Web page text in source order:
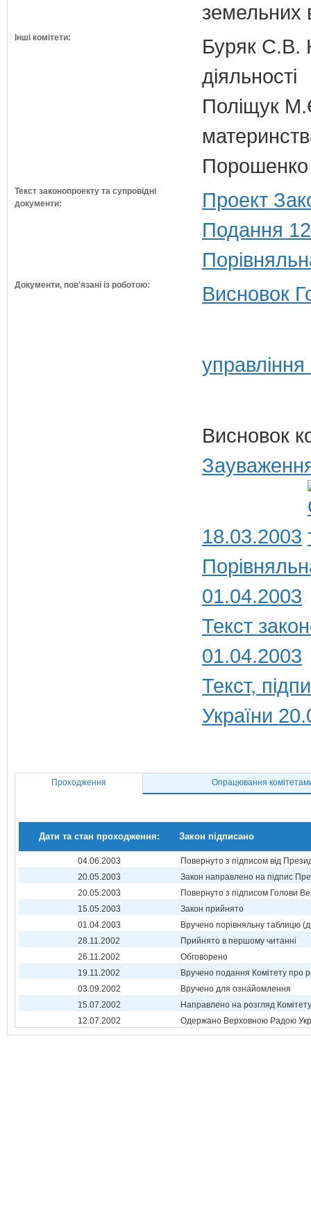
земельних
Інші комітети:
Буряк С.В.
діяльності
Поліщук
Порошенко
Текст законопроекту та супровідні
документи:
Проект
Подання
Документи, пов'язані із роботою: Висновок
Висновок
18.03.2003
01.04.2003
Текст
01.04.2003
Текст,
України
Проходження Опрацювання
Дати та стан проходження: Закон підписано
04.06.2003
Повернуто з підписом від
20.05.2003
Закон направлено на підпис
20.05.2003
Повернуто з підписом Голови
15.05.2003
Закон прийнято
01.04.2003
Вручено порівняльну таблицю
28.11.2002
Прийнято в першому читанні
26.11.2002
Обговорено
19.11.2002
Вручено подання Комітету про
03.09.2002
Вручено для ознайомлення
15.07.2002
Направлено на розгляд Комітету
12.07.2002
Одержано Верховною Радою